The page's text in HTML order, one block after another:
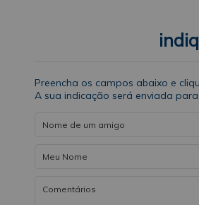
Preencha os campos abaixo e
A sua indicação será enviada